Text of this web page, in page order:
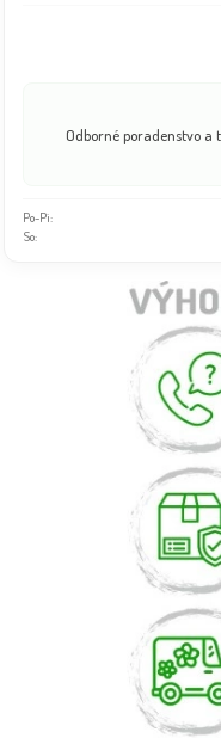
Odborné poradenstvo a
Po-Pi:
So: